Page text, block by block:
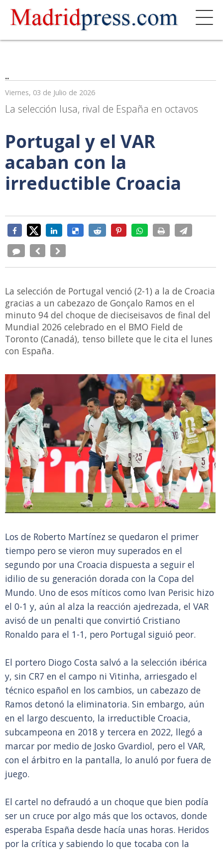
..
Viernes, 03 de Julio de 2026
La selección lusa, rival de España en octavos
Portugal y el VAR
acaban con la
irreductible Croacia
La selección de Portugal venció (2-1) a la de Croacia
gracias a un cabezazo de Gonçalo Ramos en el
minuto 94 del choque de dieciseisavos de final del
Mundial 2026 celebrado en el BMO Field de
Toronto (Canadá), tenso billete que le cita el lunes
con España.
Los de Roberto Martínez se quedaron el primer
tiempo pero se vieron muy superados en el
segundo por una Croacia dispuesta a seguir el
idilio de su generación dorada con la Copa del
Mundo. Uno de esos míticos como Ivan Perisic hizo
el 0-1 y, aún al alza la reacción ajedrezada, el VAR
avisó de un penalti que convirtió Cristiano
Ronaldo para el 1-1, pero Portugal siguió peor.
El portero Diogo Costa salvó a la selección ibérica
y, sin CR7 en el campo ni Vitinha, arriesgado el
técnico español en los cambios, un cabezazo de
Ramos detonó la eliminatoria. Sin embargo, aún
en el largo descuento, la irreductible Croacia,
subcampeona en 2018 y tercera en 2022, llegó a
marcar por medio de Josko Gvardiol, pero el VAR,
con el árbitro en la pantalla, lo anuló por fuera de
juego.
El cartel no defraudó a un choque que bien podía
ser un cruce por algo más que los octavos, donde
esperaba España desde hacía unas horas. Heridos
por la crítica y sabiendo lo que tocaba con la